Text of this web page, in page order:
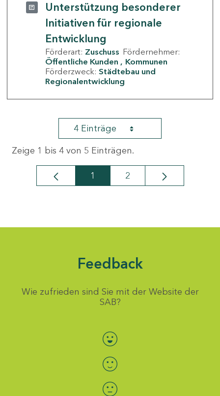
Unterstützung besonderer
Initiativen für regionale
Entwicklung
Förderart: Zuschuss Fördernehmer:
Öffentliche Kunden
Kommunen
Förderzweck: Städtebau und
Regionalentwicklung
4 Einträge
Zeige 1 bis 4 von 5 Einträgen.
Seite
1 Seite
2
Feedback
Wie zufrieden sind Sie mit der Website der
SAB?
Bewertung auswählen